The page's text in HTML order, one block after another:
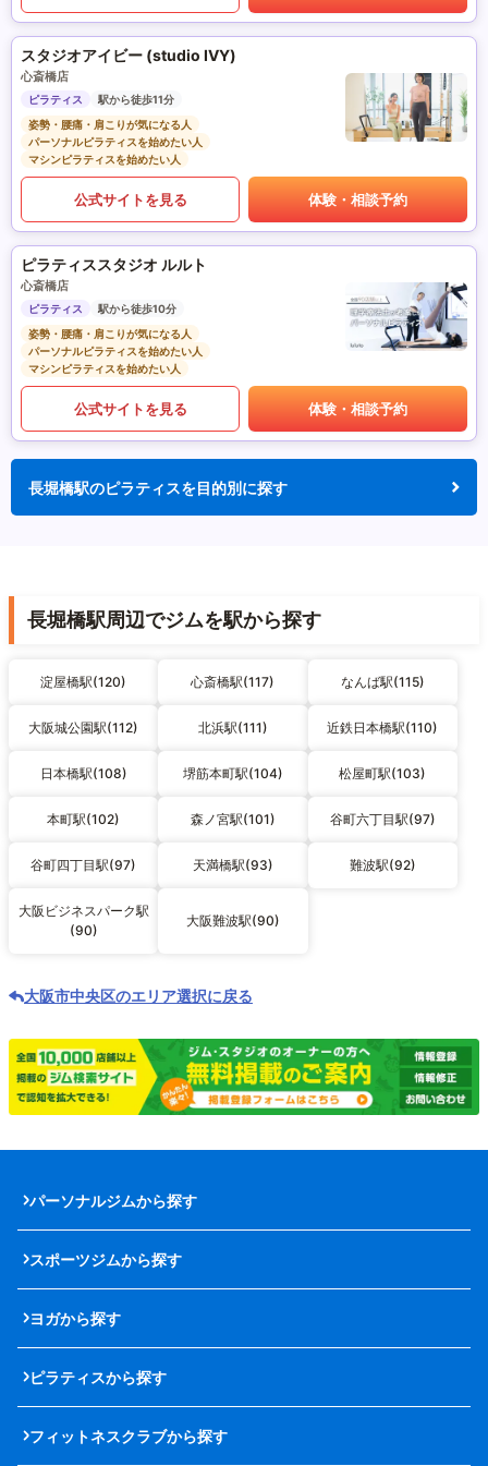
スタジオアイビー (studio IVY)
心斎橋店
ピラティス
駅から徒歩11分
姿勢・腰痛・肩こりが気になる人
パーソナルピラティスを始めたい人
マシンピラティスを始めたい人
公式サイトを見る 体験・相談予約
ピラティススタジオ ルルト
心斎橋店
ピラティス
駅から徒歩10分
姿勢・腰痛・肩こりが気になる人
パーソナルピラティスを始めたい人
マシンピラティスを始めたい人
公式サイトを見る 体験・相談予約
長堀橋駅のピラティスを目的別に探す
長堀橋駅周辺でジムを駅から探す
淀屋橋駅(120) 心斎橋駅(117) なんば駅(115)
大阪城公園駅(112) 北浜駅(111) 近鉄日本橋駅(110)
日本橋駅(108) 堺筋本町駅(104) 松屋町駅(103)
本町駅(102) 森ノ宮駅(101) 谷町六丁目駅(97)
谷町四丁目駅(97) 天満橋駅(93) 難波駅(92)
大阪ビジネスパーク駅
(90)
大阪難波駅(90)
大阪市中央区のエリア選択に戻る
パーソナルジムから探す
スポーツジムから探す
ヨガから探す
ピラティスから探す
フィットネスクラブから探す